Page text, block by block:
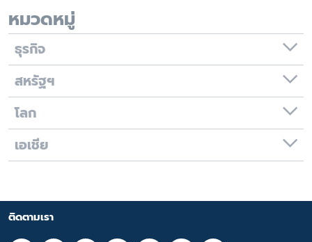
หมวดหมู่
ธุรกิจ
สหรัฐฯ
โลก
เอเชีย
ติดตามเรา